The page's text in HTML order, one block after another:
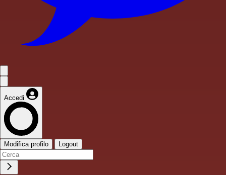
Accedi
Modifica profilo Logout